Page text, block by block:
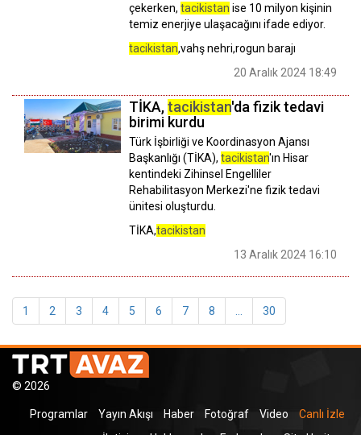
çekerken, tacikistan ise 10 milyon kişinin
temiz enerjiye ulaşacağını ifade ediyor.
tacikistan,vahş nehri,rogun barajı
20 Aralık 2024 18:49
TİKA,tacikistan'da fizik tedavi
birimi kurdu
Türk İşbirliği ve Koordinasyon Ajansı
Başkanlığı (TİKA), tacikistan'ın Hisar
kentindeki Zihinsel Engelliler
Rehabilitasyon Merkezi'ne fizik tedavi
ünitesi oluşturdu.
TİKA,tacikistan
13 Aralık 2024 16:10
1 2 3 4 5 6 7 8 30
© 2026
Programlar Yayın Akışı Haber Fotoğraf Video
Canlı İzle